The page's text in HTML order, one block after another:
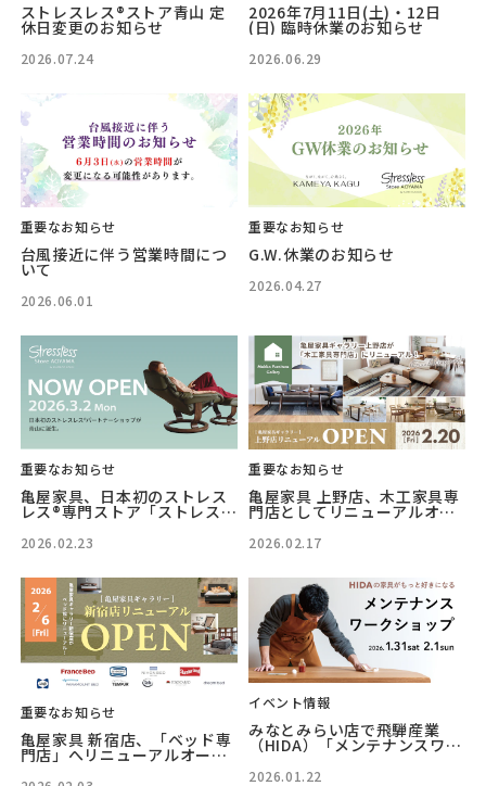
ストレスレス®ストア青山 定
休日変更のお知らせ
2026.07.24
2026年7月11日(土)・12日
(日) 臨時休業のお知らせ
2026.06.29
重要なお知らせ
台風接近に伴う営業時間につ
いて
2026.06.01
重要なお知らせ
G.W.休業のお知らせ
2026.04.27
重要なお知らせ
亀屋家具、日本初のストレス
レス®専門ストア「ストレスレ
2日（月）オープン
2026.02.23
重要なお知らせ
亀屋家具 上野店、木工家具専
門店としてリニューアルオー
2026.02.17
重要なお知らせ
亀屋家具 新宿店、「ベッド専
門店」へリニューアルオープ
ン 2026年2月6日(金)
イベント情報
みなとみらい店で飛騨産業
（HIDA）「メンテナンスワー
2026.01.22